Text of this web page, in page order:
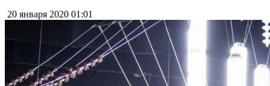
20 января 2020 01:01